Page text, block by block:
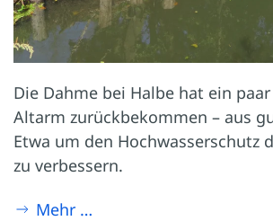
Die Dahme bei Halbe hat ein
Altarm zurückbekommen – aus
Etwa um den Hochwasserschutz
zu verbessern.
Mehr …